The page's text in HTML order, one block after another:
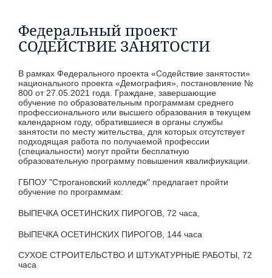
Федеральный проект
СОДЕЙСТВИЕ ЗАНЯТОСТИ
В рамках Федерального проекта «Содействие занятости»
национального проекта «Демография», постановление №
800 от 27.05.2021 года. Граждане, завершающие
обучение по образовательным программам среднего
профессионального или высшего образования в текущем
календарном году, обратившиеся в органы службы
занятости по месту жительства, для которых отсутствует
подходящая работа по получаемой профессии
(специальности) могут пройти бесплатную
образовательную программу повышения квалифиукации.
ГБПОУ "Строгановский колледж" предлагает пройти
обучение по программам:
ВЫПЕЧКА ОСЕТИНСКИХ ПИРОГОВ, 72 часа,
ВЫПЕЧКА ОСЕТИНСКИХ ПИРОГОВ, 144 часа
СУХОЕ СТРОИТЕЛЬСТВО И ШТУКАТУРНЫЕ РАБОТЫ, 72
часа